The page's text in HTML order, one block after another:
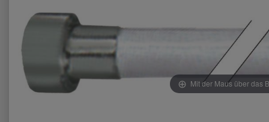
Mit der Maus über das